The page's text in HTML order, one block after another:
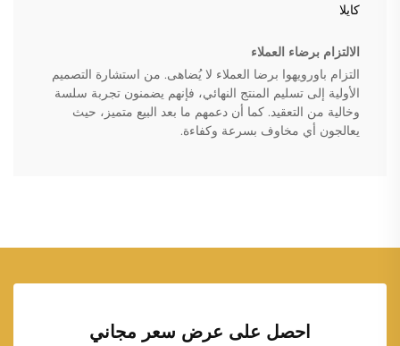
كايلا
الالتزام برضاء العملاء
التزام باورويهوا برضا العملاء لا يُضاهى. من استشارة التصميم
الأولية إلى تسليم المنتج النهائي، فإنهم يضمنون تجربة سلسة
وخالية من التعقيد. كما أن دعمهم ما بعد البيع متميز، حيث
يعالجون أي مخاوف بسرعة وكفاءة.
احصل على عرض سعر مجاني